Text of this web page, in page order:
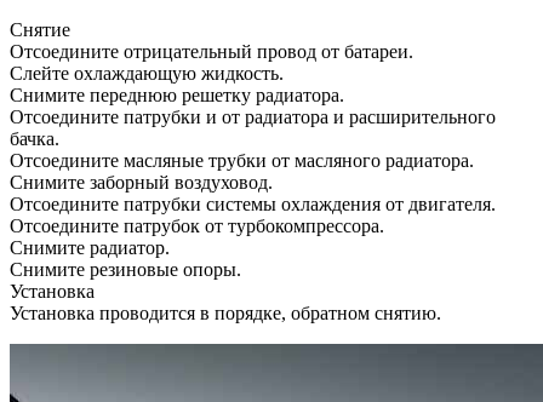
Снятие
Отсоедините отрицательный провод от батареи.
Слейте охлаждающую жидкость.
Снимите переднюю решетку радиатора.
Отсоедините патрубки и от радиатора и расширительного
бачка.
Отсоедините масляные трубки от масляного радиатора.
Снимите заборный воздуховод.
Отсоедините патрубки системы охлаждения от двигателя.
Отсоедините патрубок от турбокомпрессора.
Снимите радиатор.
Снимите резиновые опоры.
Установка
Установка проводится в порядке, обратном снятию.